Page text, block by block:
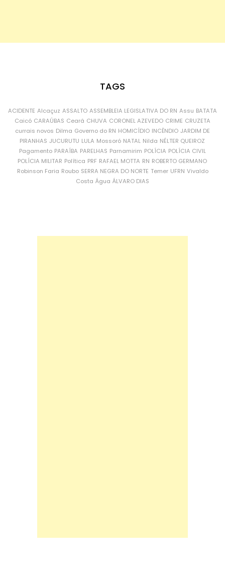
TAGS
ACIDENTE Alcaçuz ASSALTO ASSEMBLEIA LEGISLATIVA DO RN Assu BATATA
Caicó CARAÚBAS Ceará CHUVA CORONEL AZEVEDO CRIME CRUZETA
currais novos Dilma Governo do RN HOMICÍDIO INCÊNDIO JARDIM DE
PIRANHAS JUCURUTU LULA Mossoró NATAL Nilda NÉLTER QUEIROZ
Pagamento PARAÍBA PARELHAS Parnamirim POLÍCIA POLÍCIA CIVIL
POLÍCIA MILITAR Política PRF RAFAEL MOTTA RN ROBERTO GERMANO
Robinson Faria Roubo SERRA NEGRA DO NORTE Temer UFRN Vivaldo
Costa Água ÁLVARO DIAS